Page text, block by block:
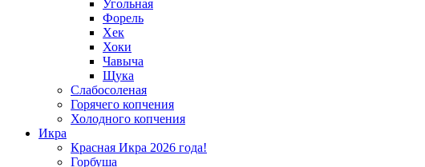
Угольная
Форель
Хек
Хоки
Чавыча
Щука
Слабосоленая
Горячего копчения
Холодного копчения
Икра
Красная Икра 2026 года!
Горбуша